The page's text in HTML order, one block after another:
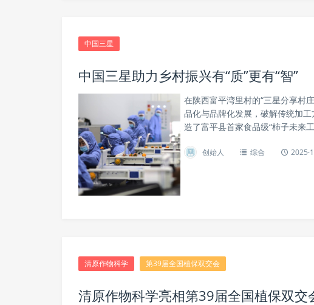
中国三星
中国三星助力乡村振兴有“质”更有“智”
在陕西富平湾里村的“三星分享村
品化与品牌化发展，破解传统加
造了富平县首家食品级“柿子未来
创始人 综合 2025-
清原作物科学 第39届全国植保双交会
清原作物科学亮相第39届全国植保双